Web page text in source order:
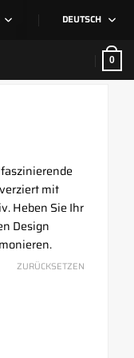
DEUTSCH
0
mit
Heben Sie Ihr
Design
ZURÜCKSETZEN